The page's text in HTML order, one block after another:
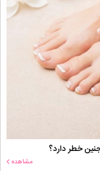
خطر دارد؟
مشاهده